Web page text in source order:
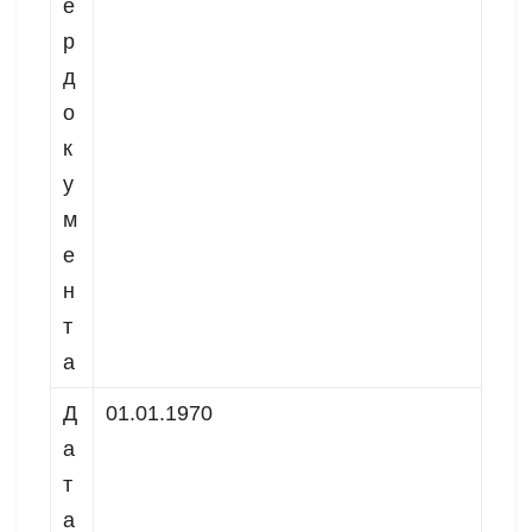
е
р
д
о
к
у
м
е
н
т
а
Д
а
т
а
01.01.1970